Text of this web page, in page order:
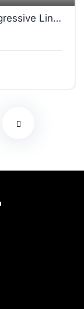
Mercedes-Benz CLA 180 SB Progressive Line Advanced